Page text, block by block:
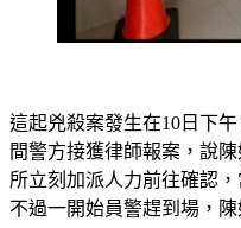
這起兇殺案發生在10日下
間警方接獲律師報案，說
所立刻加派人力前往確認